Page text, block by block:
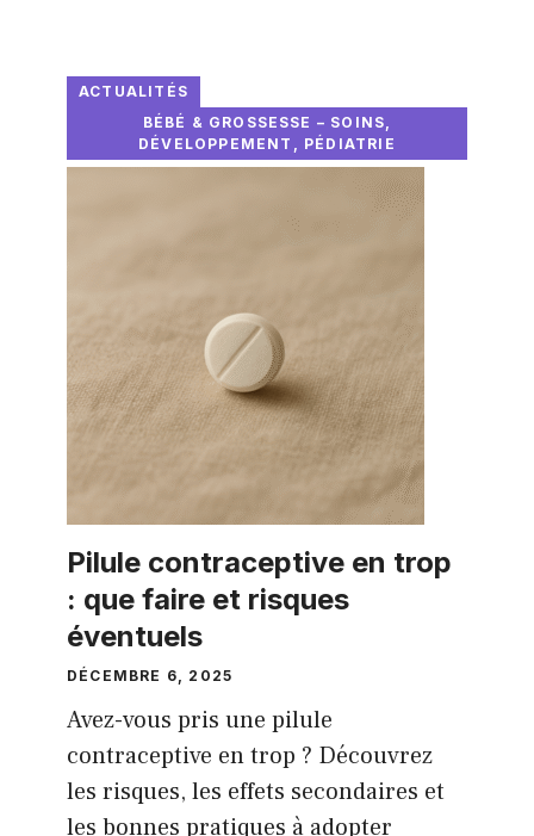
ACTUALITÉS
BÉBÉ & GROSSESSE – SOINS,
DÉVELOPPEMENT, PÉDIATRIE
Pilule contraceptive en trop
: que faire et risques
éventuels
DÉCEMBRE 6, 2025
Avez-vous pris une pilule
contraceptive en trop ? Découvrez
les risques, les effets secondaires et
les bonnes pratiques à adopter